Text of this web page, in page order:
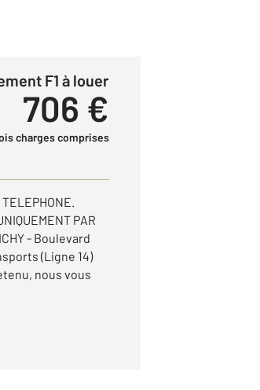
F1 à louer
706 €
charges comprises
PAR
- Boulevard
(Ligne 14)
nous vous